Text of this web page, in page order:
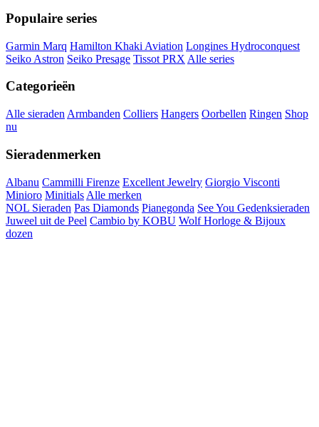
Populaire series
Garmin Marq Hamilton Khaki Aviation Longines Hydroconquest
Seiko Astron Seiko Presage Tissot PRX Alle series
Categorieën
Alle sieraden Armbanden Colliers Hangers Oorbellen Ringen Shop
nu
Sieradenmerken
Albanu Cammilli Firenze Excellent Jewelry Giorgio Visconti
Minioro Minitials Alle merken
NOL Sieraden Pas Diamonds Pianegonda See You Gedenksieraden
Juweel uit de Peel Cambio by KOBU Wolf Horloge & Bijoux
dozen